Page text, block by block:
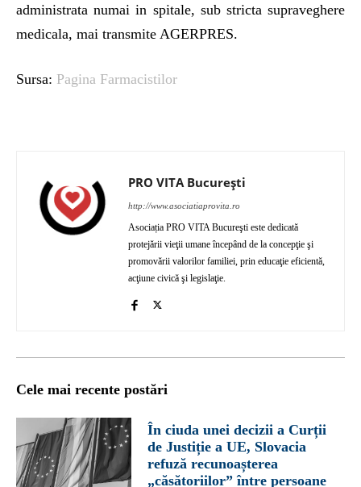
administrata numai in spitale, sub stricta supraveghere
medicala, mai transmite AGERPRES.
Sursa: Pagina Farmacistilor
PRO VITA București
http://www.asociatiaprovita.ro
Asociația PRO VITA Bucureşti este dedicată
protejării vieţii umane începând de la concepţie şi
promovării valorilor familiei, prin educaţie eficientă,
acţiune civică şi legislaţie.
Cele mai recente postări
În ciuda unei decizii a Curții
de Justiție a UE, Slovacia
refuză recunoașterea
„căsătoriilor” între persoane